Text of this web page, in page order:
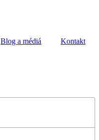
Blog a médiá Kontakt